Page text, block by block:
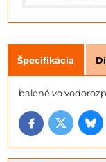
Špecifikácia
balené vo
FacebookTwitter